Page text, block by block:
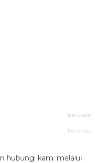
baru saja
baru saja
hubungi kami melalui